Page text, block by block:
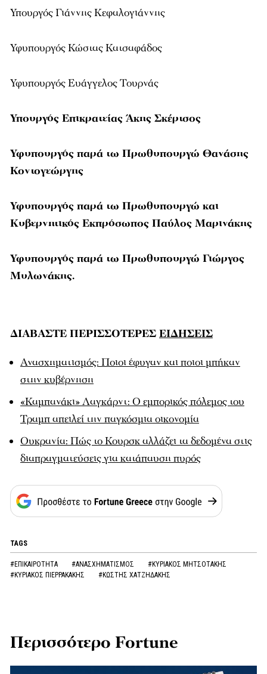
Υπουργός Γιάννης Κεφαλογιάννης
Υφυπουργός Κώστας Κατσαφάδος
Υφυπουργός Ευάγγελος Τουρνάς
Υπουργός Επικρατείας Άκης Σκέρτσος
Υφυπουργός παρά τω Πρωθυπουργώ Θανάσης
Κοντογεώργης
Υφυπουργός παρά τω Πρωθυπουργώ και
Κυβερνητικός Εκπρόσωπος Παύλος Μαρινάκης
Υφυπουργός παρά τω Πρωθυπουργώ Γιώργος
Μυλωνάκης.
ΔΙΑΒΑΣΤΕ ΠΕΡΙΣΣΟΤΕΡΕΣ ΕΙΔΗΣΕΙΣ
Ανασχηματισμός: Ποιοι έφυγαν και ποιοι μπήκαν
στην κυβέρνηση
«Καμπανάκι» Λαγκάρντ: Ο εμπορικός πόλεμος του
Τραμπ απειλεί την παγκόσμια οικονομία
Ουκρανία: Πώς το Κουρσκ αλλάζει τα δεδομένα στις
διαπραγματεύσεις για κατάπαυση πυρός
TAGS
#ΕΠΙΚΑΙΡΟΤΗΤΑ #ΑΝΑΣΧΗΜΑΤΙΣΜΟΣ
#ΚΥΡΙΑΚΟΣ ΜΗΤΣΟΤΑΚΗΣ
#ΚΥΡΙΑΚΟΣ ΠΙΕΡΡΑΚΑΚΗΣ
#ΚΩΣΤΗΣ ΧΑΤΖΗΔΑΚΗΣ
Περισσότερο Fortune